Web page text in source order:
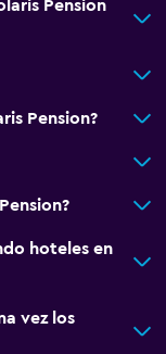
Pension
Pension?
hoteles en
vez los